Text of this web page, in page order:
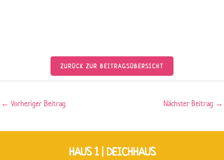
ZURÜCK ZUR BEITRAGSÜBERSICHT
← Vorheriger Beitrag Nächster Beitrag →
HAUS 1 | DEICHHAUS